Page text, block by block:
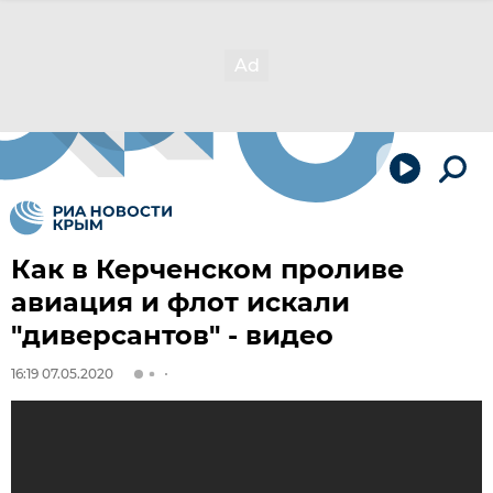
Как в Керченском проливе
авиация и флот искали
"диверсантов" - видео
16:19 07.05.2020